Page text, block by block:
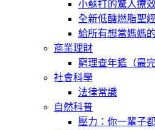
小蘇打的驚人療
全新低醣燃脂聖經
給所有想當媽媽
商業理財
窮理查年鑑（最
社會科學
法律常識
自然科普
壓力：你一輩子